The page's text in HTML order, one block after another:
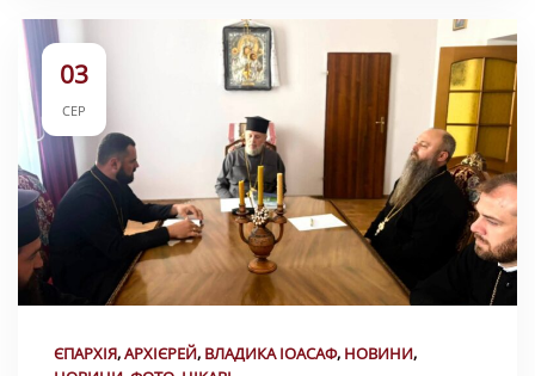
03
СЕР
ЄПАРХІЯ,АРХІЄРЕЙ, ВЛАДИКА ІОАСАФ, НОВИНИ,